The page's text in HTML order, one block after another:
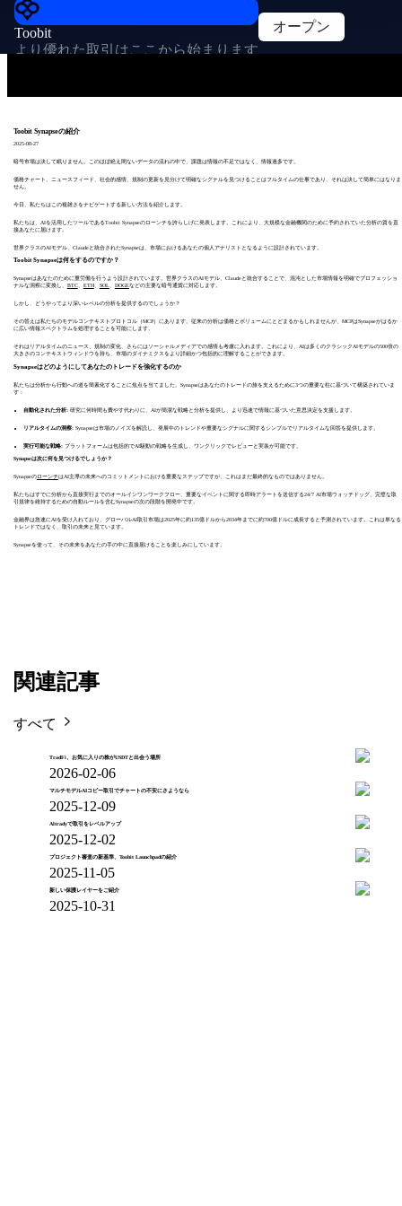
Toobit
より優れた取引はここから始まります
オープン
Toobit Synapseの紹介
2025-08-27
暗号市場は決して眠りません。このほぼ絶え間ないデータの流れの中で、課題は情報の不足ではなく、情報過多です。
価格チャート、ニュースフィード、社会的感情、規制の更新を見分けて明確なシグナルを見つけることはフルタイムの仕事であり、それは決して簡単にはなりま
せん。
今日、私たちはこの複雑さをナビゲートする新しい方法を紹介します。
私たちは、AIを活用したツールであるToobit Synapseのローンチを誇らしげに発表します。これにより、大規模な金融機関のために予約されていた分析の質を直
接あなたに届けます。
世界クラスのAIモデル、Claudeと統合されたSynapseは、市場におけるあなたの個人アナリストとなるように設計されています。
Toobit Synapseは何をするのですか？
Synapseはあなたのために重労働を行うよう設計されています。世界クラスのAIモデル、Claudeと統合することで、混沌とした市場情報を明確でプロフェッショ
ナルな洞察に変換し、 BTC、 ETH 、 SOL、 DOGEなどの主要な暗号通貨に対応します。
しかし、どうやってより深いレベルの分析を提供するのでしょうか？
その答えは私たちのモデルコンテキストプロトコル（MCP）にあります。従来の分析は価格とボリュームにとどまるかもしれませんが、MCPはSynapseがはるか
に広い情報スペクトラムを処理することを可能にします。
それはリアルタイムのニュース、規制の変化、さらにはソーシャルメディアでの感情も考慮に入れます。これにより、AIは多くのクラシックAIモデルの500倍の
大きさのコンテキストウィンドウを持ち、市場のダイナミクスをより詳細かつ包括的に理解することができます。
Synapseはどのようにしてあなたのトレードを強化するのか
私たちは分析から行動への道を簡素化することに焦点を当てました。Synapseはあなたのトレードの旅を支えるために3つの重要な柱に基づいて構築されていま
す：
自動化された分析:研究に何時間も費やす代わりに、AIが簡潔な戦略と分析を提供し、より迅速で情報に基づいた意思決定を支援します。
リアルタイムの洞察:Synapseは市場のノイズを解読し、発展中のトレンドや重要なシグナルに関するシンプルでリアルタイムな回答を提供します。
実行可能な戦略:プラットフォームは包括的でAI駆動の戦略を生成し、ワンクリックでレビューと実装が可能です。
Synapseは次に何を見つけるでしょうか？
SynapseのローンチはAI主導の未来へのコミットメントにおける重要なステップですが、これはまだ最終的なものではありません。
私たちはすでに分析から直接実行までのオールインワンワークフロー、重要なイベントに関する即時アラートを送信する24/7 AI市場ウォッチドッグ、完璧な取
引規律を維持するための自動ルールを含むSynapseの次の段階を開発中です。
金融界は急速にAIを受け入れており、グローバルAI取引市場は2025年に約135億ドルから2034年までに約700億ドルに成長すると予測されています。これは単なる
トレンドではなく、取引の未来と見ています。
Synapseを使って、その未来をあなたの手の中に直接届けることを楽しみにしています。
関連記事
すべて
TradFi、お気に入りの株がUSDTと出会う場所
2026-02-06
マルチモデルAIコピー取引でチャートの不安にさようなら
2025-12-09
Altradyで取引をレベルアップ
2025-12-02
プロジェクト審査の新基準、Toobit Launchpadの紹介
2025-11-05
新しい保護レイヤーをご紹介
2025-10-31